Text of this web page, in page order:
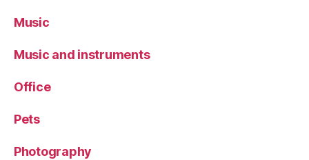
Music
Music and instruments
Office
Pets
Photography